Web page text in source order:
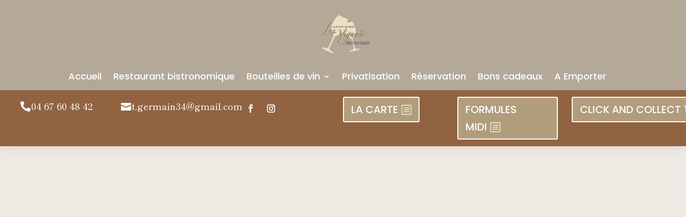
Accueil Restaurant bistronomique Bouteilles de vin Privatisation Réservation Bons cadeaux A Emporter
04 67 60 48 42 t.germain34@gmail.com LA CARTE
FORMULES
MIDI
CLICK AND COLLECT